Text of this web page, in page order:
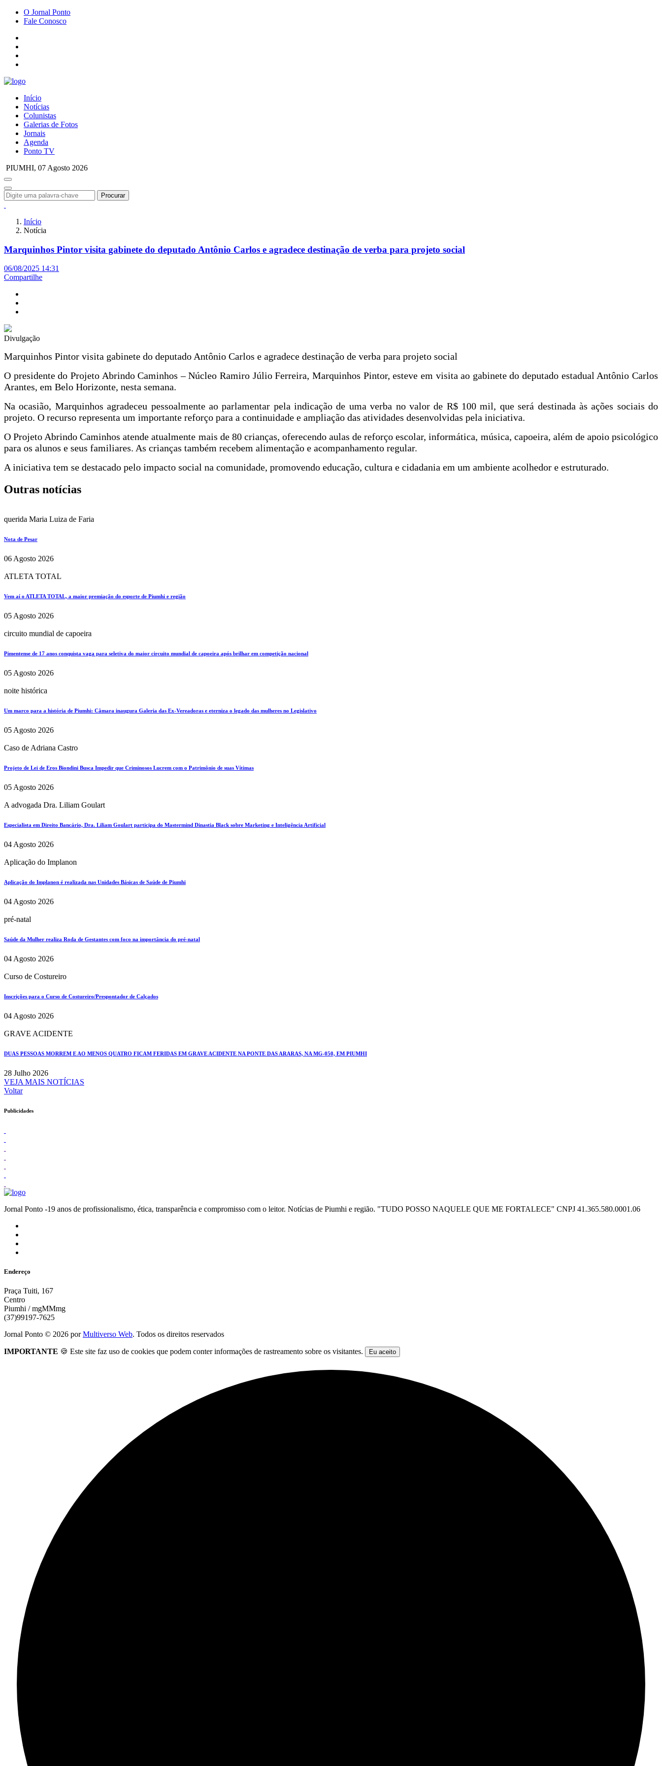
O Jornal Ponto
Fale Conosco
Início
Notícias
Colunistas
Galerias de Fotos
Jornais
Agenda
Ponto TV
PIUMHI, 07 Agosto 2026
Procurar
Início
Notícia
Marquinhos Pintor visita gabinete do deputado Antônio Carlos e agradece destinação de verba para projeto social
06/08/2025 14:31
Compartilhe
Divulgação
Marquinhos Pintor visita gabinete do deputado Antônio Carlos e agradece destinação de verba para projeto social
O presidente do Projeto Abrindo Caminhos – Núcleo Ramiro Júlio Ferreira, Marquinhos Pintor, esteve em visita ao gabinete do deputado estadual Antônio Carlos
Arantes, em Belo Horizonte, nesta semana.
Na ocasião, Marquinhos agradeceu pessoalmente ao parlamentar pela indicação de uma verba no valor de R$ 100 mil, que será destinada às ações sociais do
projeto. O recurso representa um importante reforço para a continuidade e ampliação das atividades desenvolvidas pela iniciativa.
O Projeto Abrindo Caminhos atende atualmente mais de 80 crianças, oferecendo aulas de reforço escolar, informática, música, capoeira, além de apoio psicológico
para os alunos e seus familiares. As crianças também recebem alimentação e acompanhamento regular.
A iniciativa tem se destacado pelo impacto social na comunidade, promovendo educação, cultura e cidadania em um ambiente acolhedor e estruturado.
Outras notícias
querida Maria Luiza de Faria
Nota de Pesar
06 Agosto 2026
ATLETA TOTAL
Vem aí o ATLETA TOTAL, a maior premiação do esporte de Piumhi e região
05 Agosto 2026
circuito mundial de capoeira
Pimentense de 17 anos conquista vaga para seletiva do maior circuito mundial de capoeira após brilhar em competição nacional
05 Agosto 2026
noite histórica
Um marco para a história de Piumhi: Câmara inaugura Galeria das Ex-Vereadoras e eterniza o legado das mulheres no Legislativo
05 Agosto 2026
Caso de Adriana Castro
Projeto de Lei de Eros Biondini Busca Impedir que Criminosos Lucrem com o Patrimônio de suas Vítimas
05 Agosto 2026
A advogada Dra. Liliam Goulart
Especialista em Direito Bancário, Dra. Liliam Goulart participa do Mastermind Dinastia Black sobre Marketing e Inteligência Artificial
04 Agosto 2026
Aplicação do Implanon
Aplicação do Implanon é realizada nas Unidades Básicas de Saúde de Piumhi
04 Agosto 2026
pré-natal
Saúde da Mulher realiza Roda de Gestantes com foco na importância do pré-natal
04 Agosto 2026
Curso de Costureiro
Inscrições para o Curso de Costureiro/Prespontador de Calçados
04 Agosto 2026
GRAVE ACIDENTE
DUAS PESSOAS MORREM E AO MENOS QUATRO FICAM FERIDAS EM GRAVE ACIDENTE NA PONTE DAS ARARAS, NA MG-050, EM PIUMHI
28 Julho 2026
VEJA MAIS NOTÍCIAS
Voltar
Publicidades
Jornal Ponto -19 anos de profissionalismo, ética, transparência e compromisso com o leitor. Notícias de Piumhi e região. "TUDO POSSO NAQUELE QUE ME FORTALECE" CNPJ 41.365.580.0001.06
Endereço
Praça Tuiti, 167
Centro
Piumhi / mgMMmg
(37)99197-7625
Jornal Ponto © 2026 porMultiverso Web. Todos os direitos reservados
IMPORTANTE 🍪 Este site faz uso de cookies que podem conter informações de rastreamento sobre os visitantes. Eu aceito